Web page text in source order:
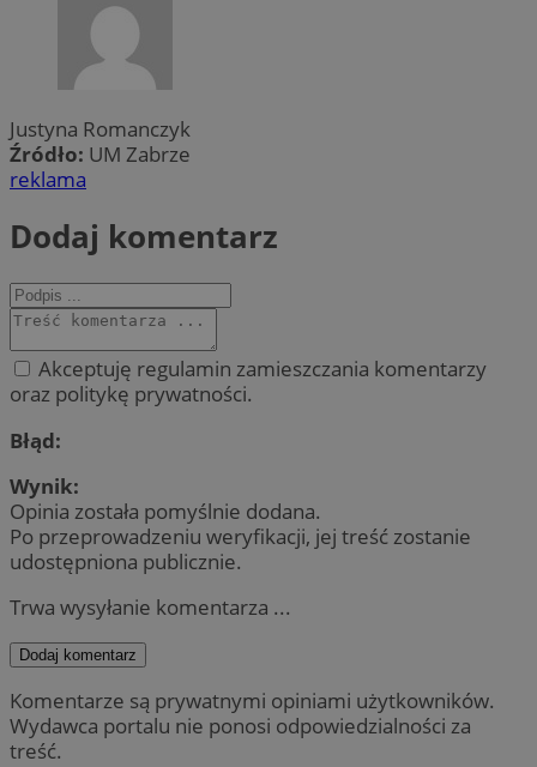
Justyna Romanczyk
Źródło: UM Zabrze
reklama
Dodaj komentarz
Akceptuję regulamin zamieszczania komentarzy
oraz politykę prywatności.
Błąd:
Wynik:
Opinia została pomyślnie dodana.
Po przeprowadzeniu weryfikacji, jej treść zostanie
udostępniona publicznie.
Trwa wysyłanie komentarza ...
Dodaj komentarz
Komentarze są prywatnymi opiniami użytkowników.
Wydawca portalu nie ponosi odpowiedzialności za
treść.